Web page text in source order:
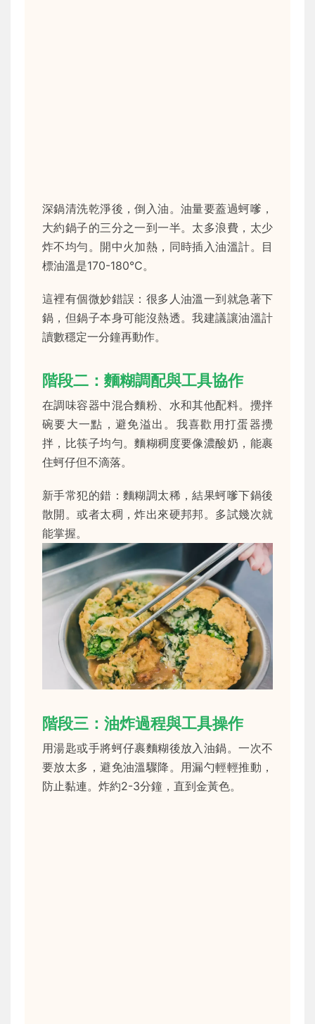
深鍋清洗乾淨後，倒入油。油量要蓋過蚵嗲，
大約鍋子的三分之一到一半。太多浪費，太少
炸不均勻。開中火加熱，同時插入油溫計。目
標油溫是170-180°C。
這裡有個微妙錯誤：很多人油溫一到就急著下
鍋，但鍋子本身可能沒熱透。我建議讓油溫計
讀數穩定一分鐘再動作。
階段二：麵糊調配與工具協作
在調味容器中混合麵粉、水和其他配料。攪拌
碗要大一點，避免溢出。我喜歡用打蛋器攪
拌，比筷子均勻。麵糊稠度要像濃酸奶，能裹
住蚵仔但不滴落。
新手常犯的錯：麵糊調太稀，結果蚵嗲下鍋後
散開。或者太稠，炸出來硬邦邦。多試幾次就
能掌握。
階段三：油炸過程與工具操作
用湯匙或手將蚵仔裹麵糊後放入油鍋。一次不
要放太多，避免油溫驟降。用漏勺輕輕推動，
防止黏連。炸約2-3分鐘，直到金黃色。